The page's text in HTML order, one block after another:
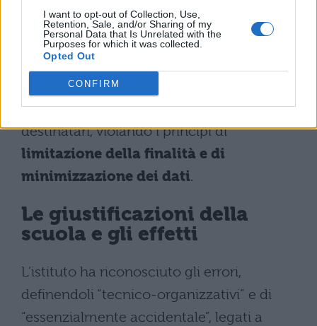
I want to opt-out of Collection, Use,
Retention, Sale, and/or Sharing of my
Personal Data that Is Unrelated with the
Purposes for which it was collected.
Opted Out
CONFIRM
non hanno bisogno di tali dati per svolgere
le proprie mansioni.
La piattaforma offriva canali riservati; la
scelta della bacheca ha ampliato
involontariamente il perimetro dei
destinatari, violando i principi di
limitazione della finalità e di
minimizzazione dei dati.
Le giustificazioni della
scuola e gli effetti
L’istituto ha riconosciuto gli errori,
definendoli “tecnico-organizzativi” e di
“essenzialmente accidentale”, legati a